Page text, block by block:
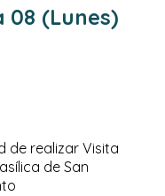
08 (Lunes)
de realizar Visita
de San